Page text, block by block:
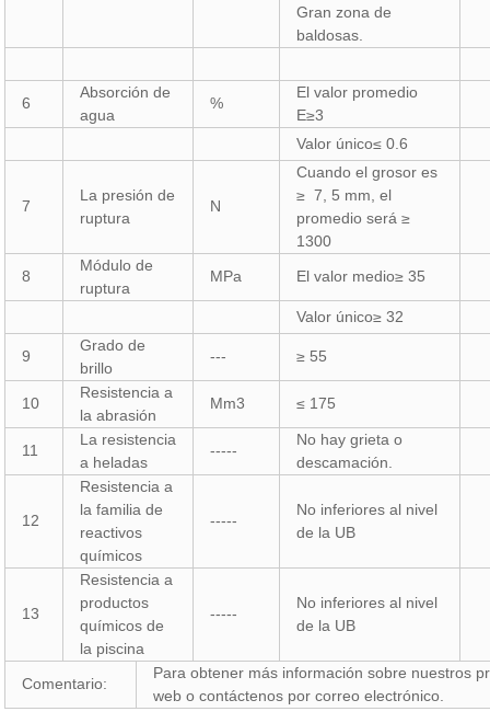
Gran zona de
baldosas.
6
Absorción de
agua
%
El valor promedio
E≥3
Valor único≤ 0.6
7
La presión de
ruptura
N
Cuando el grosor es
≥ 7, 5 mm, el
promedio será ≥
1300
8
Módulo de
ruptura
MPa El valor medio≥ 35
Valor único≥ 32
9
Grado de
brillo
--- ≥ 55
10
Resistencia a
la abrasión
Mm3 ≤ 175
11
La resistencia
a heladas
-----
No hay grieta o
descamación.
12
Resistencia a
la familia de
reactivos
químicos
-----
No inferiores al nivel
de la UB
13
Resistencia a
productos
químicos de
la piscina
-----
No inferiores al nivel
de la UB
Comentario:
Para obtener más información sobre nuestros
web o contáctenos por correo electrónico.